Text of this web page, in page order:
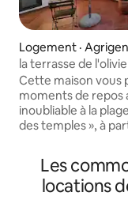
Logement ·
la terrasse de
vacances vue mer
Cette maison vous
moments de repos
inoubliable à la
des temples », à
enchanteresses
vous pouvez
Atenea », en
Les
locations